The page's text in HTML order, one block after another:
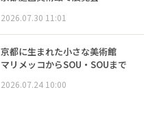
2026.07.30 11:01
京都に生まれた小さな美術館
マリメッコからSOU・SOUまで
2026.07.24 10:00